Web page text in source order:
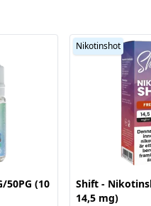
50PG (10
Shift -
14,5 mg)
Nikotinshot